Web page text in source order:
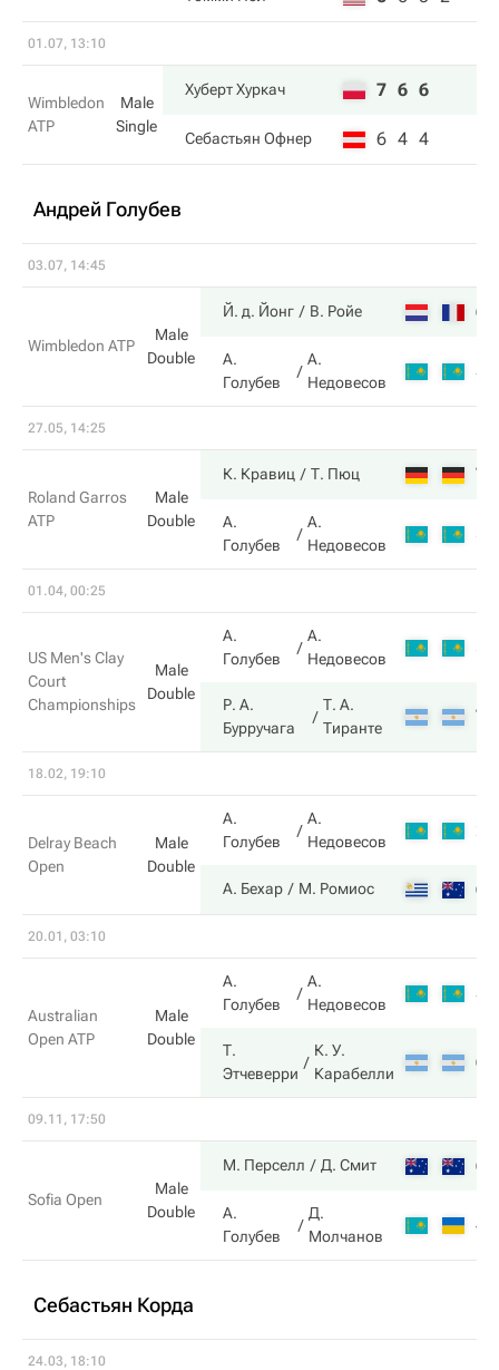
01.07, 13:10
Wimbledon
ATP
Male
Single
Хуберт Хуркач 7 6 6
Себастьян Офнер 6 4 4
Андрей Голубев
03.07, 14:45
Wimbledon ATP
Male
Double
Й. д. Йонг В. Ройе 6
А.
Голубев
А.
Недовесов
3
27.05, 14:25
Roland Garros
ATP
Male
Double
К. Кравиц Т. Пюц 7
А.
Голубев
А.
Недовесов
5
01.04, 00:25
US Men's Clay
Court
Championships
Male
Double
А.
Голубев
А.
Недовесов
5
Р. А.
Бурручага
Т. А.
Тиранте
7
18.02, 19:10
Delray Beach
Open
Male
Double
А.
Голубев
А.
Недовесов
2
А. Бехар М. Ромиос 6
20.01, 03:10
Australian
Open ATP
Male
Double
А.
Голубев
А.
Недовесов
3
Т.
Этчеверри
К. У.
Карабелли
6
09.11, 17:50
Sofia Open
Male
Double
М. Перселл Д. Смит 6
А.
Голубев
Д.
Молчанов
4
Себастьян Корда
24.03, 18:10